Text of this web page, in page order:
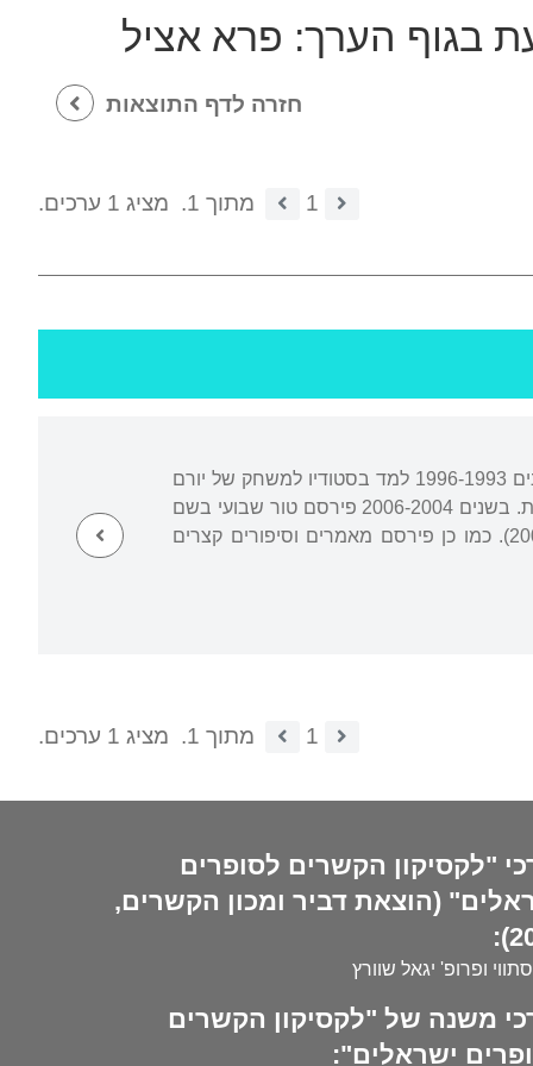
בגוף הערך: פרא אציל
חזרה לדף התוצאות
1 מתוך 1.
מציג 1 ערכים.
נולד וגדל בשכונת התקווה בתל אביב. בבגרותו ניהל את המסעדה של משפחתו בשכונה. בשנים 1996-1993 למד בסטודיו למשחק של יורם
לוינשטיין. לאחר כמה שנים של עיסוק בתיאטרון החליט לפנות לכתיבה, תחילה כתיבה עיתונאית. בשנים 2006-2004 פירסם טור שבועי בשם
""בסמטאות"" במקומון "העיר" (אסופה של הטורים הללו ראתה אור בספר "בסמטאות", 2008). כמו כן פירסם מאמרים וסיפורים קצרים
1 מתוך 1. מציג 1 ערכים.
"לקסיקון הקשרים לסופרים
(הוצאת דביר ומכון הקשרים,
סתווי ופרופ' יגאל שוורץ
משנה של "לקסיקון הקשרים
ישראלים":